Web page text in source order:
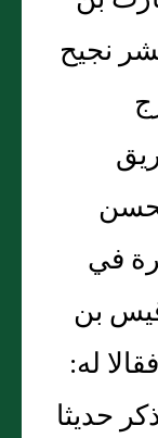
نجيح
في
بن
له:
حديثا